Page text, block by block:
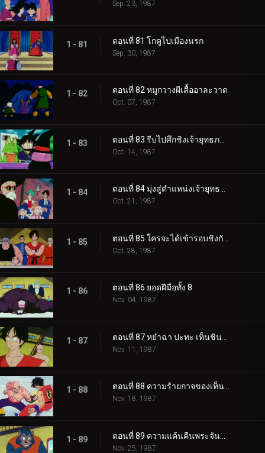
Sep. 23, 1987
1 - 81 ตอนที่ 81 โกคูไปเมืองนรก
Sep. 30, 1987
1 - 82 ตอนที่ 82 หมูกวางผีเสื้ออาละวาด
Oct. 07, 1987
1 - 83
Oct. 14, 1987
1 - 84 ตอนที่ 84 มุ่งสู่ตำแหน่งเจ้ายุทธภพ
Oct. 21, 1987
1 - 85
Oct. 28, 1987
1 - 86 ตอนที่ 86 ยอดฝีมือทั้ง 8
Nov. 04, 1987
1 - 87
Nov. 11, 1987
1 - 88 ตอนที่ 88 ความร้ายกาจของเท็นชินฮัง
Nov. 18, 1987
1 - 89
Nov. 25, 1987